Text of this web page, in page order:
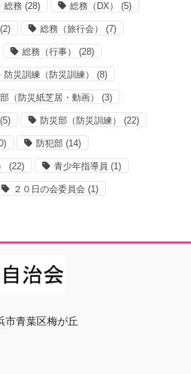
総務 (28) 総務（DX） (5)
(2) 総務（旅行会） (7)
総務（行事） (28)
防災訓練（防災訓練） (8)
（防災紙芝居・動画） (3)
(5) 防災部（防災訓練） (22)
防犯部 (14)
(22) 青少年指導員 (1)
２０日の会委員会 (1)
市青葉区梅が丘